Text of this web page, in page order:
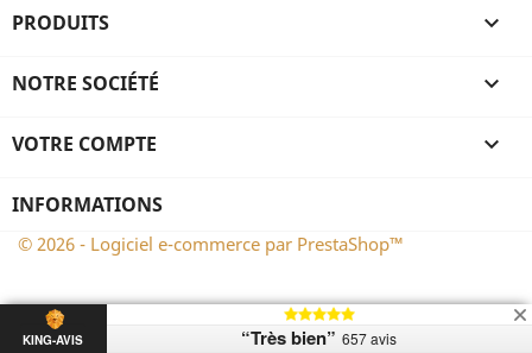
PRODUITS 
NOTRE SOCIÉTÉ 
VOTRE COMPTE 
INFORMATIONS
© 2026 - Logiciel e-commerce par PrestaShop™
KING-AVIS “Très bien” 657 avis